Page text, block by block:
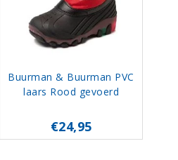
Buurman & Buurman PVC
laars Rood gevoerd
€24,95